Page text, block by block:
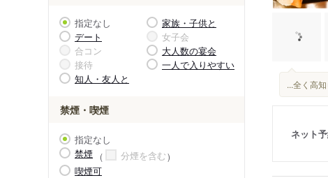
指定なし
家族・子供と
デート
女子会
合コン
大人数の宴会
接待
一人で入りやすい
知人・友人と
禁煙・喫煙
指定なし
禁煙
分煙を含む
喫煙可
...全く高
ネット